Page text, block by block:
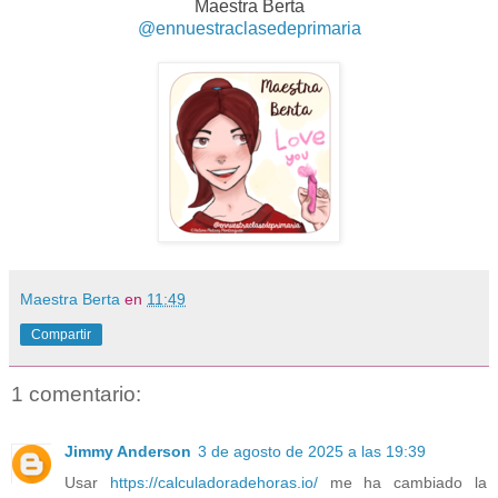
Maestra Berta
@ennuestraclasedeprimaria
Maestra Berta en 11:49
Compartir
1 comentario:
Jimmy Anderson 3 de agosto de 2025 a las 19:39
Usar https://calculadoradehoras.io/me ha cambiado la